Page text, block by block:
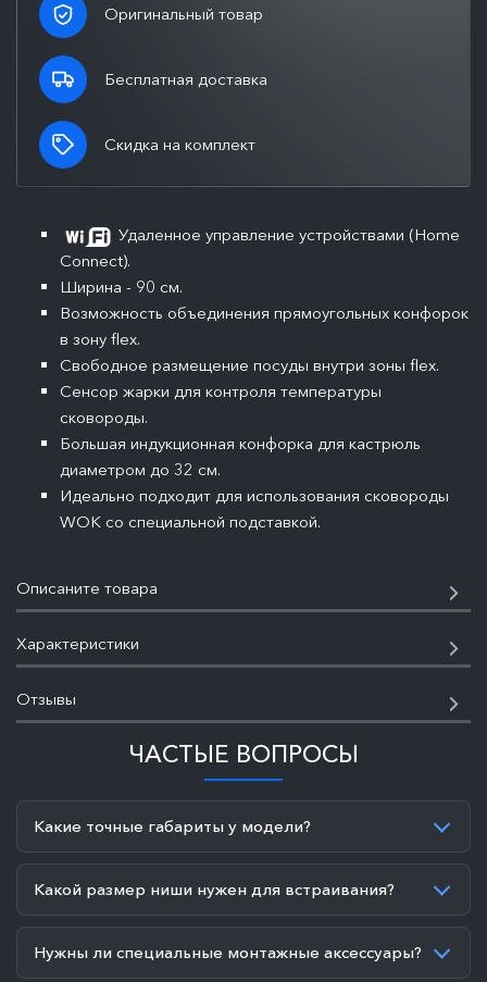
Оригинальный товар
Бесплатная доставка
Скидка на комплект
Удаленное управление устройствами (Home
Connect).
Ширина - 90 см.
Возможность объединения прямоугольных конфорок
в зону flex.
Свободное размещение посуды внутри зоны flex.
Сенсор жарки для контроля температуры
сковороды.
Большая индукционная конфорка для кастрюль
диаметром до 32 см.
Идеально подходит для использования сковороды
WOK со специальной подставкой.
Описаните товара
Характеристики
Отзывы
ЧАСТЫЕ ВОПРОСЫ
Какие точные габариты у модели?
Какой размер ниши нужен для встраивания?
Нужны ли специальные монтажные аксессуары?